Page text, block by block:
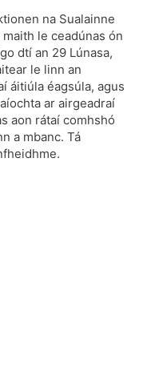
na Sualainne
le ceadúnas ón
dtí an 29 Lúnasa,
le linn an
áitiúla éagsúla, agus
ar airgeadraí
aon rátaí comhshó
a mbanc. Tá